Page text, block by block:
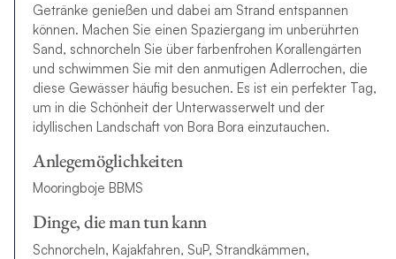
Getränke genießen und dabei am Strand entspannen
können. Machen Sie einen Spaziergang im unberührten
Sand, schnorcheln Sie über farbenfrohen Korallengärten
und schwimmen Sie mit den anmutigen Adlerrochen, die
diese Gewässer häufig besuchen. Es ist ein perfekter Tag,
um in die Schönheit der Unterwasserwelt und der
idyllischen Landschaft von Bora Bora einzutauchen.
Anlegemöglichkeiten
Mooringboje BBMS
Dinge, die man tun kann
Schnorcheln, Kajakfahren, SuP, Strandkämmen,